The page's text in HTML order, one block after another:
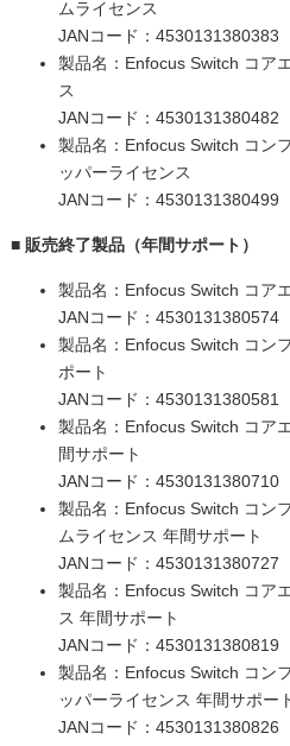
ムライセンス
JANコード：4530131380383
製品名：Enfocus Switch コア
ス
JANコード：4530131380482
製品名：Enfocus Switch コン
ッパーライセンス
JANコード：4530131380499
■ 販売終了製品（年間サポート）
製品名：Enfocus Switch コア
JANコード：4530131380574
製品名：Enfocus Switch コン
ポート
JANコード：4530131380581
製品名：Enfocus Switch コア
間サポート
JANコード：4530131380710
製品名：Enfocus Switch コン
ムライセンス 年間サポート
JANコード：4530131380727
製品名：Enfocus Switch コア
ス 年間サポート
JANコード：4530131380819
製品名：Enfocus Switch コン
ッパーライセンス 年間サポー
JANコード：4530131380826